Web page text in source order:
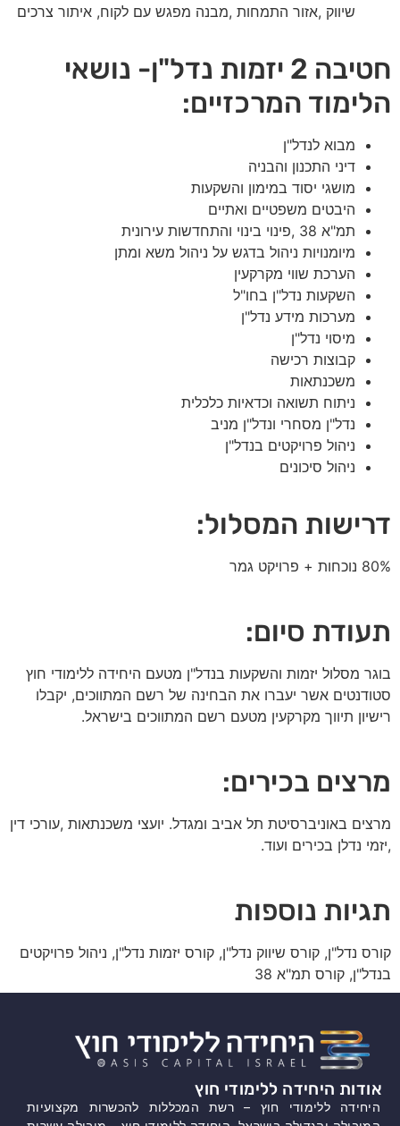
שיווק ,אזור התמחות ,מבנה מפגש עם לקוח, איתור צרכים
חטיבה 2 יזמות נדל"ן- נושאי
הלימוד המרכזיים:
מבוא לנדל"ן
דיני התכנון והבניה
מושגי יסוד במימון והשקעות
היבטים משפטיים ואתיים
תמ"א 38 ,פינוי בינוי והתחדשות עירונית
מיומנויות ניהול בדגש על ניהול משא ומתן
הערכת שווי מקרקעין
השקעות נדל"ן בחו"ל
מערכות מידע נדל"ן
מיסוי נדל"ן
קבוצות רכישה
משכנתאות
ניתוח תשואה וכדאיות כלכלית
נדל"ן מסחרי ונדל"ן מניב
ניהול פרויקטים בנדל"ן
ניהול סיכונים
דרישות המסלול:
80% נוכחות + פרויקט גמר
תעודת סיום:
בוגר מסלול יזמות והשקעות בנדל"ן מטעם היחידה ללימודי חוץ
סטודנטים אשר יעברו את הבחינה של רשם המתווכים, יקבלו
רישיון תיווך מקרקעין מטעם רשם המתווכים בישראל.
מרצים בכירים:
מרצים באוניברסיטת תל אביב ומגדל. יועצי משכנתאות ,עורכי דין
,יזמי נדלן בכירים ועוד.
תגיות נוספות
קורס נדל"ן, קורס שיווק נדל"ן, קורס יזמות נדל"ן, ניהול פרויקטים
בנדל"ן, קורס תמ"א 38
אודות היחידה ללימודי חוץ
היחידה ללימודי חוץ – רשת המכללות להכשרות מקצועיות